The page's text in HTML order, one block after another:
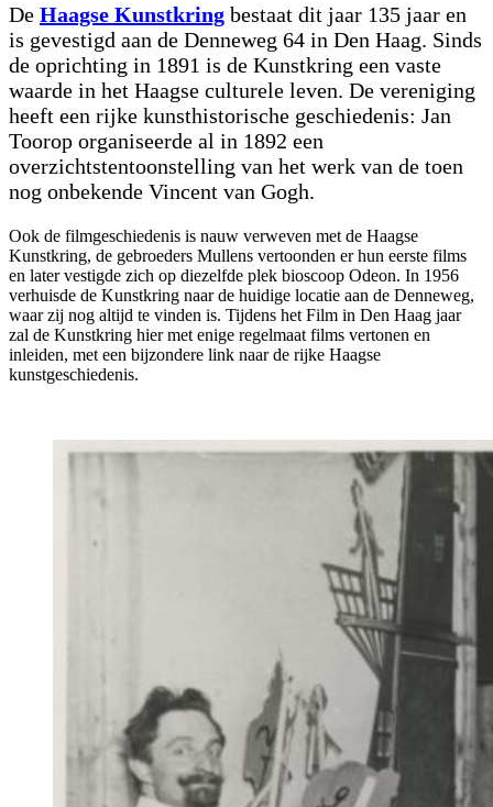
De Haagse Kunstkring bestaat dit jaar 135 jaar en
is gevestigd aan de Denneweg 64 in Den Haag. Sinds
de oprichting in 1891 is de Kunstkring een vaste
waarde in het Haagse culturele leven. De vereniging
heeft een rijke kunsthistorische geschiedenis: Jan
Toorop organiseerde al in 1892 een
overzichtstentoonstelling van het werk van de toen
nog onbekende Vincent van Gogh.
Ook de filmgeschiedenis is nauw verweven met de Haagse
Kunstkring, de gebroeders Mullens vertoonden er hun eerste films
en later vestigde zich op diezelfde plek bioscoop Odeon. In 1956
verhuisde de Kunstkring naar de huidige locatie aan de Denneweg,
waar zij nog altijd te vinden is. Tijdens het Film in Den Haag jaar
zal de Kunstkring hier met enige regelmaat films vertonen en
inleiden, met een bijzondere link naar de rijke Haagse
kunstgeschiedenis.